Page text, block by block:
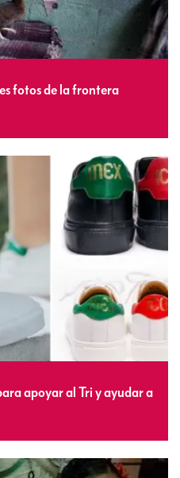
fotos de la frontera
apoyar al Tri y ayudar a